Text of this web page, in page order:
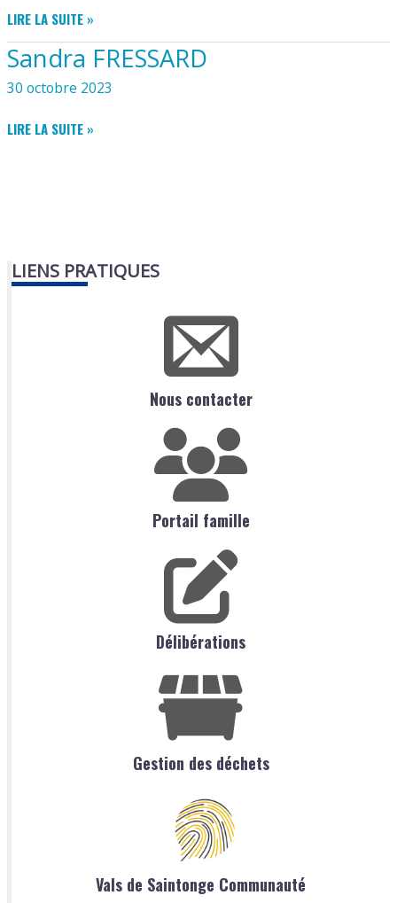
CAROLE
MERCIER
LIRE LA SUITE »
Sandra FRESSARD
30 octobre 2023
SANDRA
LIRE LA SUITE »
LIENS PRATIQUES
Nous contacter
Portail famille
Délibérations
Gestion des déchets
Vals de Saintonge Communauté